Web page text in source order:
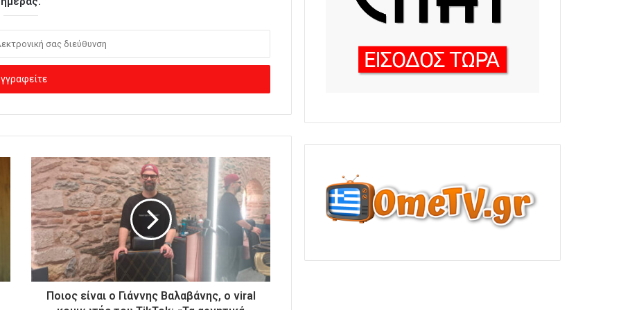
Ποιος είναι ο Γιάννης Βαλαβάνης, ο viral